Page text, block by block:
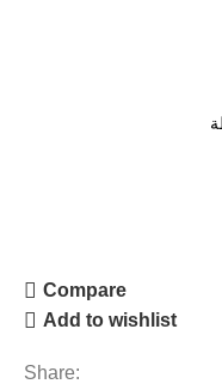
Compare
Add to wishlist
Share: